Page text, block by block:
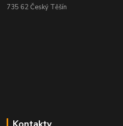
735 62 Český Těšín